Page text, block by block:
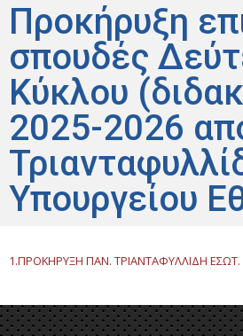
Προκήρυξη
σπουδές
Κύκλου
2025-2026
Υπουργείου
1.ΠΡΟΚΗΡΥΞΗ ΠΑΝ. ΤΡΙΑΝΤΑΦΥΛΛΙΔΗ ΕΣΩΤ.